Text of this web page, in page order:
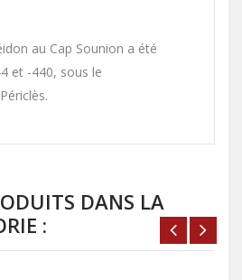
au Cap Sounion a été
et -440, sous le
DANS LA
: